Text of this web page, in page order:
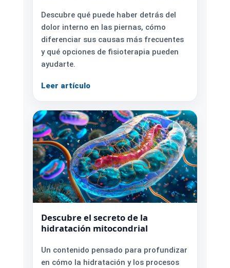
Descubre qué puede haber detrás del
dolor interno en las piernas, cómo
diferenciar sus causas más frecuentes
y qué opciones de fisioterapia pueden
ayudarte.
Leer artículo
Descubre el secreto de la
hidratación mitocondrial
Un contenido pensado para profundizar
en cómo la hidratación y los procesos